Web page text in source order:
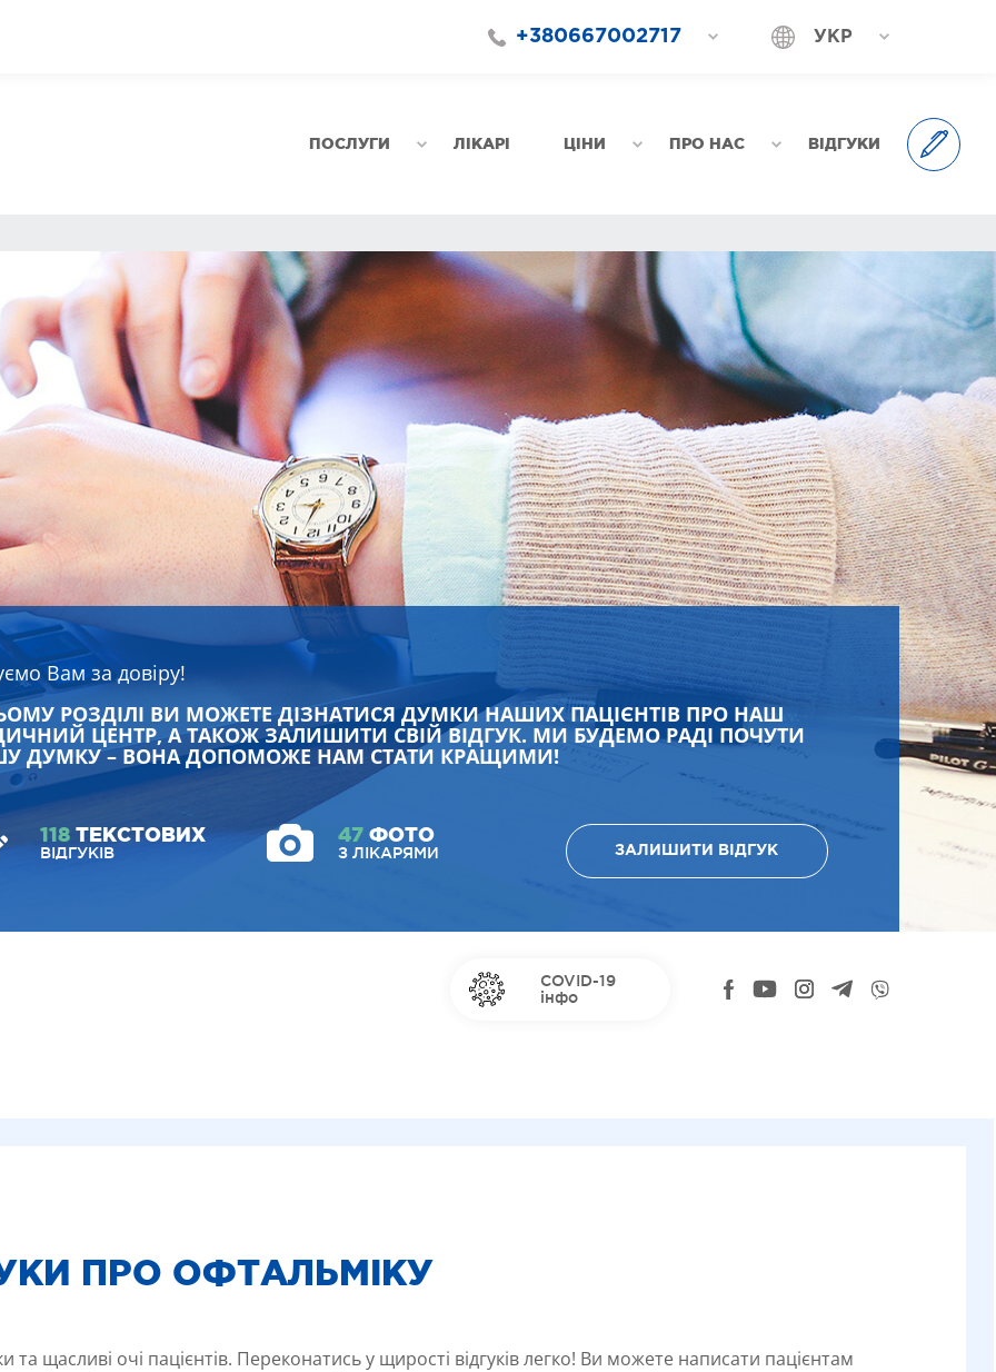
+380667002717 УКР
ПОСЛУГИ ЛІКАРІ ЦІНИ ПРО НАС ВІДГУКИ
Вам за довіру!
РОЗДІЛІ ВИ МОЖЕТЕ ДІЗНАТИСЯ ДУМКИ НАШИХ ПАЦІЄНТІВ ПРО НАШ
ЦЕНТР, А ТАКОЖ ЗАЛИШИТИ СВІЙ ВІДГУК. МИ БУДЕМО РАДІ ПОЧУТИ
ДУМКУ – ВОНА ДОПОМОЖЕ НАМ СТАТИ КРАЩИМИ!
118ТЕКСТОВИХ
ВІДГУКІВ
47 ФОТО
З ЛІКАРЯМИ ЗАЛИШИТИ ВІДГУК
COVID-19
інфо
ПРО ОФТАЛЬМІКУ
щасливі очі пацієнтів. Переконатись у щирості відгуків легко! Ви можете написати пацієнтам